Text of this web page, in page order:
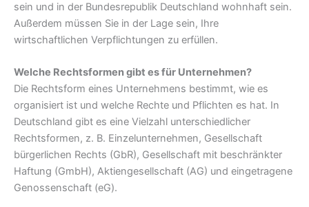
sein und in der Bundesrepublik Deutschland wohnhaft sein.
Außerdem müssen Sie in der Lage sein, Ihre
wirtschaftlichen Verpflichtungen zu erfüllen.
Welche Rechtsformen gibt es für Unternehmen?
Die Rechtsform eines Unternehmens bestimmt, wie es
organisiert ist und welche Rechte und Pflichten es hat. In
Deutschland gibt es eine Vielzahl unterschiedlicher
Rechtsformen, z. B. Einzelunternehmen, Gesellschaft
bürgerlichen Rechts (GbR), Gesellschaft mit beschränkter
Haftung (GmbH), Aktiengesellschaft (AG) und eingetragene
Genossenschaft (eG).